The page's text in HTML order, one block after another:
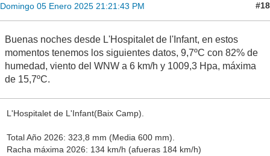
Domingo 05 Enero 2025 21:21:43 PM #18
Buenas noches desde L'Hospitalet de l'Infant, en estos
momentos tenemos los siguientes datos, 9,7ºC con 82% de
humedad, viento del WNW a 6 km/h y 1009,3 Hpa, máxima
de 15,7ºC.
L'Hospitalet de L'Infant(Baix Camp).
Total Año 2026: 323,8 mm (Media 600 mm).
Racha máxima 2026: 134 km/h (afueras 184 km/h)